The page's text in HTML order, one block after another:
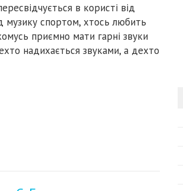
в користі від
музику спортом, хтось любить
приємно мати гарні звуки
надихається звуками, а дехто